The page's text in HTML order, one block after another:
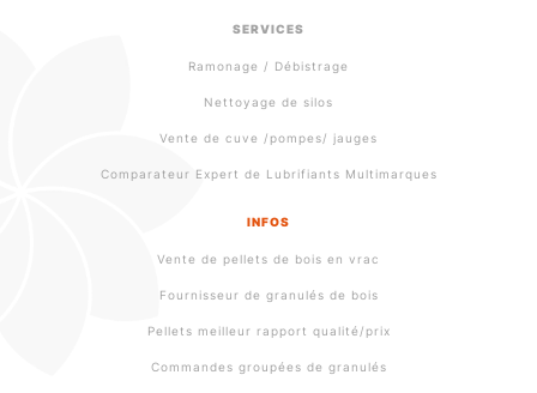
SERVICES
Ramonage / Débistrage
Nettoyage de silos
Vente de cuve /pompes/ jauges
Comparateur Expert de Lubrifiants Multimarques
INFOS
Vente de pellets de bois en vrac
Fournisseur de granulés de bois
Pellets meilleur rapport qualité/prix
Commandes groupées de granulés